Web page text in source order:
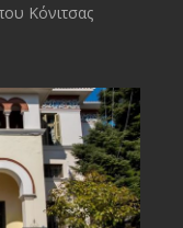
Κόνιτσας